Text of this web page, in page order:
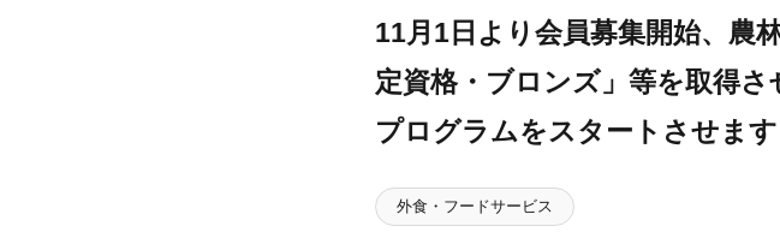
11月1日より会員募集開始、農
定資格・ブロンズ」等を取得
プログラムをスタートさせます
外食・フードサービス